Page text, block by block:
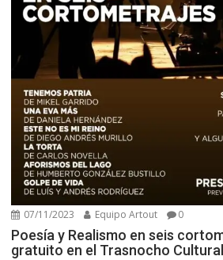
07/11/2023 Equipo Artout 0
Poesía y Realismo en seis
gratuito en el Trasnocho Cultural